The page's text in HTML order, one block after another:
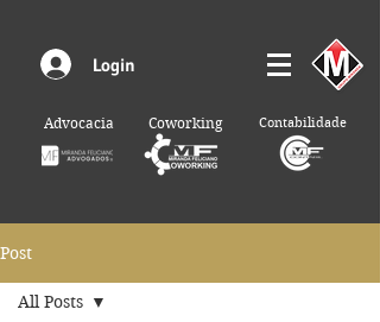
Login
Advocacia Coworking Contabilidade
Post
All Posts